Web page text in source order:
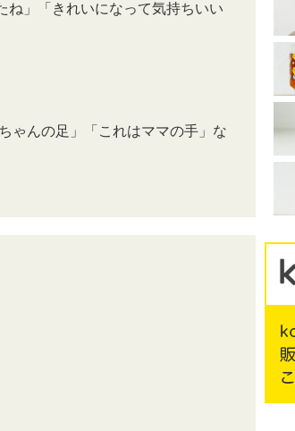
ね」「きれいになって気持ちいい
ゃんの足」「これはママの手」な